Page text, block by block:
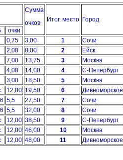
Сумма
очков
Итог. место Город
очки
0,75 3,00 1 Сочи
2,00 8,00 2 Ейск
7,00 13,75 3
Москва
4,00 14,00 4 С-Петербург
3,00 18,50 5
Москва
12,00 19,50 6
Дивноморское
5,5 27,50 7 Сочи
5,5 32,00 8 Сочи
12,00 38,50 9 С-Петербург
12,00 46,00 10 Москва
12,00 48,00 11 Дивноморское